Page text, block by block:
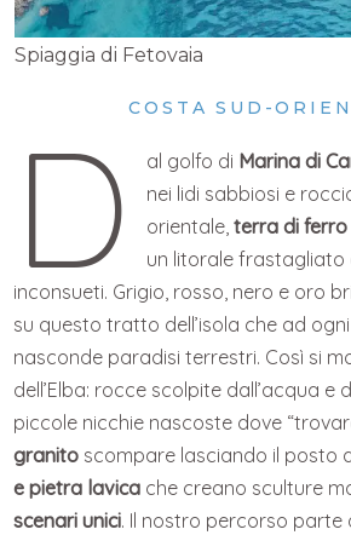
Spiaggia di Fetovaia
COSTA SUD-
D al golfo di Marina di
nei lidi sabbiosi e
orientale, terra di
un litorale frastagliato
inconsueti. Grigio, rosso, nero e oro
su questo tratto dell’isola che ad
nasconde paradisi terrestri. Così si
dell’Elba: rocce scolpite dall’acqua e
piccole nicchie nascoste dove
granito scompare lasciando il posto
e pietra lavica che creano sculture
scenari unici. Il nostro percorso